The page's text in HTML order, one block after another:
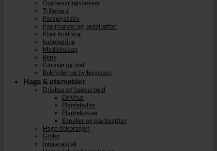
Oppbevaringsbokser
Trillebord
Paraplystativ
Papirkurver og pedalbøtter
Klær holdning
kubelagring
Medisinskap
Benk
Garasje og bod
Bokhyller og hyllesystem
Hage & utemøbler
Drivhus og hagearbeid
Drivhus
Plantehyller
Plantekasser
Espalier og plantegitter
Hage dekorasjon
Griller
Inngangstak